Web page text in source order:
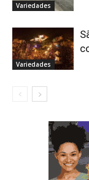
Variedades
Variedades